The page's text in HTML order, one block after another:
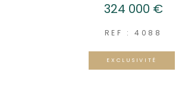
324 000 €
REF : 4088
EXCLUSIVITÉ